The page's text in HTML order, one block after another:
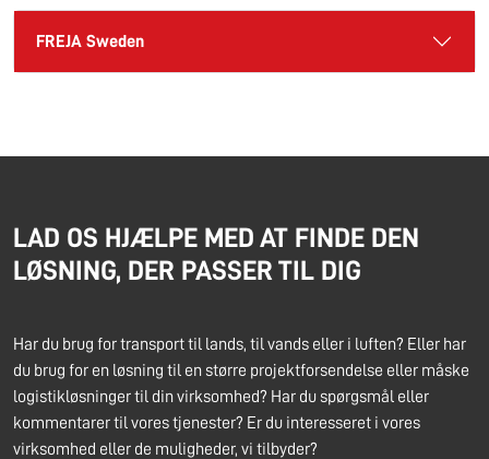
FREJA Sweden
LAD OS HJÆLPE MED AT FINDE DEN
LØSNING, DER PASSER TIL DIG
Har du brug for transport til lands, til vands eller i luften? Eller har
du brug for en løsning til en større projektforsendelse eller måske
logistikløsninger til din virksomhed? Har du spørgsmål eller
kommentarer til vores tjenester? Er du interesseret i vores
virksomhed eller de muligheder, vi tilbyder?